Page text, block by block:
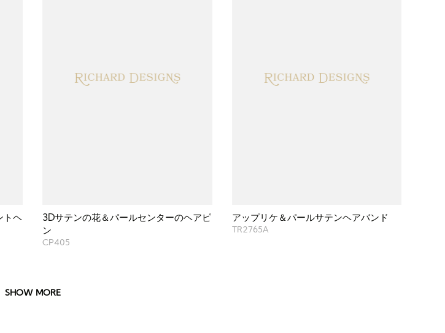
トヘ
3Dサテンの花＆パールセンターのヘアピ
ン
CP405
アップリケ＆パールサテンヘアバンド
TR2765A
SHOW MORE